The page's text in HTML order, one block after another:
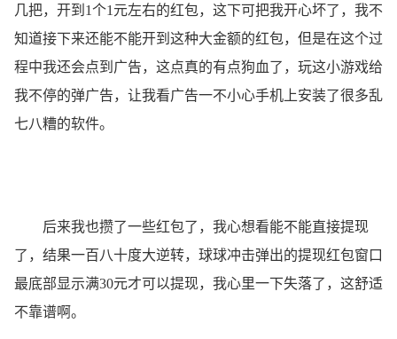
几把，开到1个1元左右的红包，这下可把我开心坏了，我不
知道接下来还能不能开到这种大金额的红包，但是在这个过
程中我还会点到广告，这点真的有点狗血了，玩这小游戏给
我不停的弹广告，让我看广告一不小心手机上安装了很多乱
七八糟的软件。
后来我也攒了一些红包了，我心想看能不能直接提现
了，结果一百八十度大逆转，球球冲击弹出的提现红包窗口
最底部显示满30元才可以提现，我心里一下失落了，这舒适
不靠谱啊。